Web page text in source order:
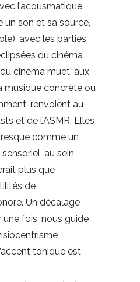
l’acousmatique
un son et sa source,
avec les parties
du cinéma
cinéma muet, aux
musique concrète ou
renvoient au
et de l’ASMR. Elles
comme un
au sein
plus que
de
Un décalage
fois, nous guide
tonique est